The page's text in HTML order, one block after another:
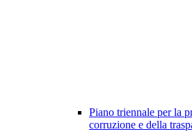
Piano triennale per la
corruzione e della